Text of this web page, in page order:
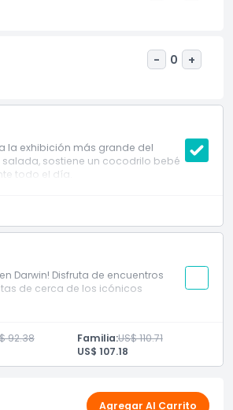
- 0 +
la exhibición más grande del
sostiene un cocodrilo bebé
todo el día.
Darwin! Disfruta de encuentros
de cerca de los icónicos
92.38
Familia:US$ 110.71
US$ 107.18
Agregar Al Carrito